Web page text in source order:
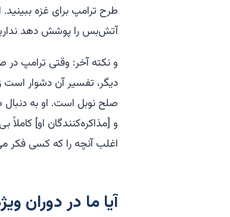
طرح ترامپ برای غزه
آتش‌بس را پوشش دهد
و نکته آخر: وقتی ترامپ در
دیگر، تفسیر آن دشوار است
صلح نوبل است. او به
و [مذاکره‌کنندگان او]
اغلب آنچه را که کسی فکر
آیا ما در دوران